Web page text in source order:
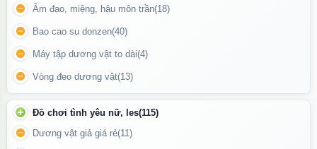
Vòng đeo dương vật Bicyclic Ring kèm điều khiển từ xa là người
bạn đồng hành hoàn hảo giúp quý ông tự tin, mạnh mẽ và làm
chủ mọi khoảnh khắc ân ái.
Cách sử dụng:
Sạc đầy pin cho sản phẩm trước khi dùng.
Âm đạo, miệng, hậu môn trần(18)
Bao cao su donzen(40)
Máy tập dương vật to dài(4)
Vòng đeo dương vật(13)
Đồ chơi tình yêu nữ, les(115)
Dương vật giả giá rẻ(11)